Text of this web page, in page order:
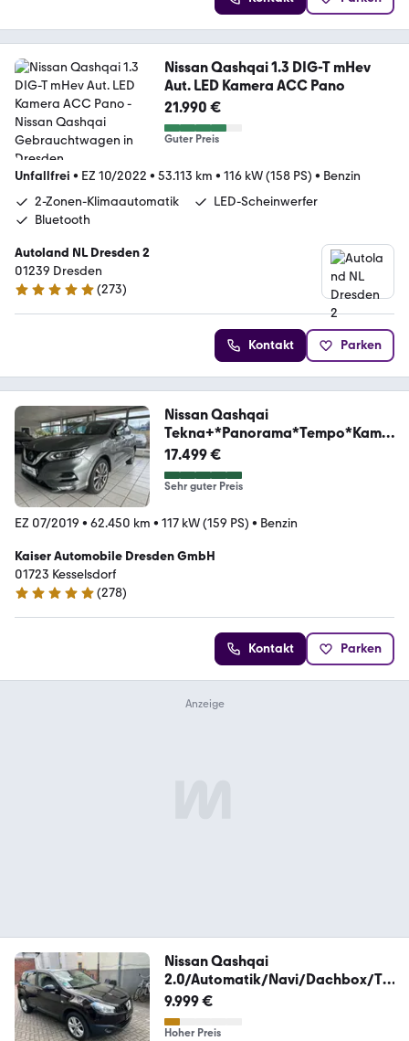
Nissan Qashqai 1.3 DIG-T mHev
Aut. LED Kamera ACC Pano
21.990 €
Guter Preis
Unfallfrei • EZ 10/2022 • 53.113 km • 116 kW (158 PS) • Benzin
2-Zonen-Klimaautomatik
LED-Scheinwerfer
Bluetooth
Autoland NL Dresden 2
01239 Dresden
4.9 Sterne
(273)
Kontakt Parken
Nissan Qashqai
Tekna+*Panorama*Tempo*Kame
ra*SHZ*Bose*
17.499 €
Sehr guter Preis
EZ 07/2019 • 62.450 km • 117 kW (159 PS) • Benzin
Kaiser Automobile Dresden GmbH
01723 Kesselsdorf
4.8 Sterne
(278)
Kontakt Parken
Nissan Qashqai
2.0/Automatik/Navi/Dachbox/To
p Zustand
9.999 €
Hoher Preis